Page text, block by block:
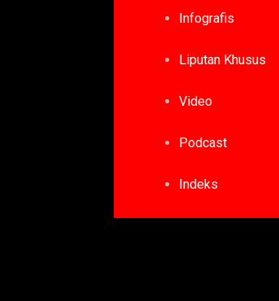
Infografis
Liputan Khusus
Video
Podcast
Indeks